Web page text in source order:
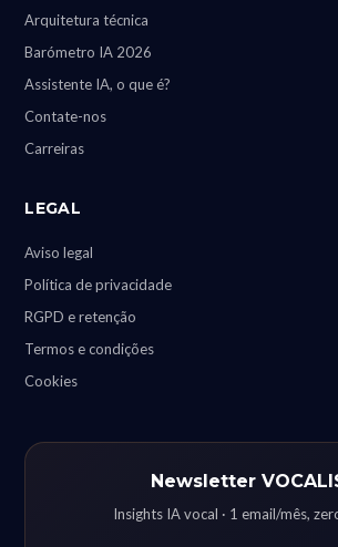
Arquitetura técnica
Barómetro IA 2026
Assistente IA, o que é?
Contate-nos
Carreiras
LEGAL
Aviso legal
Política de privacidade
RGPD e retenção
Termos e condições
Cookies
Newsletter
Insights IA vocal · 1 email/mês,